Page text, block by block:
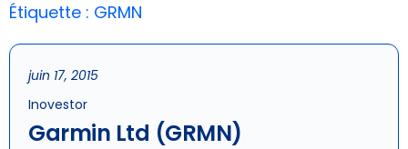
Étiquette : GRMN
juin 17, 2015
Inovestor
Garmin Ltd (GRMN)